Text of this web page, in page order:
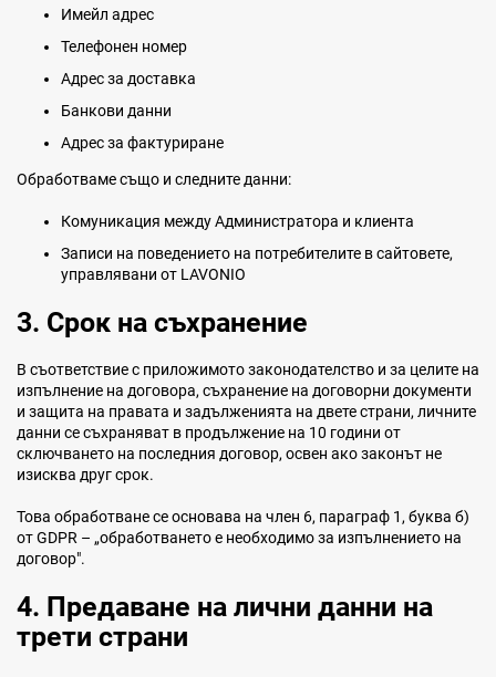
Имейл адрес
Телефонен номер
Адрес за доставка
Банкови данни
Адрес за фактуриране
Обработваме също и следните данни:
Комуникация между Администратора и клиента
Записи на поведението на потребителите в сайтовете,
управлявани от LAVONIO
3. Срок на съхранение
В съответствие с приложимото законодателство и за целите на
изпълнение на договора, съхранение на договорни документи
и защита на правата и задълженията на двете страни, личните
данни се съхраняват в продължение на 10 години от
сключването на последния договор, освен ако законът не
изисква друг срок.
Това обработване се основава на член 6, параграф 1, буква б)
от GDPR – „обработването е необходимо за изпълнението на
договор".
4. Предаване на лични данни на
трети страни